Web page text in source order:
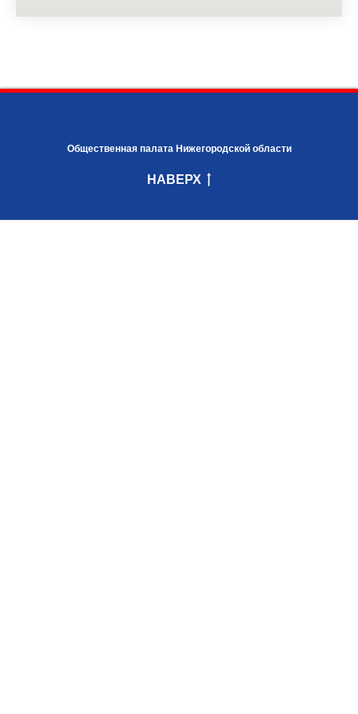
Общественная палата Нижегородской области
НАВЕРХ